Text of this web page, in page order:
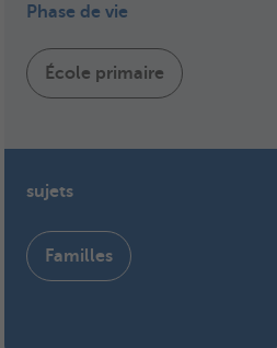
Phase de vie
École primaire
sujets
Familles